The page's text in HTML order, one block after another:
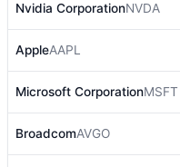
Nvidia CorporationNVDA
AppleAAPL
Microsoft CorporationMSFT
BroadcomAVGO